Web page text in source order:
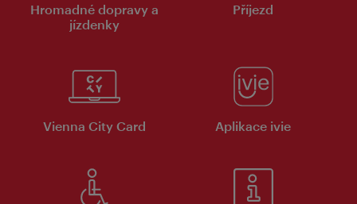
Hromadné dopravy a
jízdenky
Příjezd
Vienna City Card Aplikace ivie